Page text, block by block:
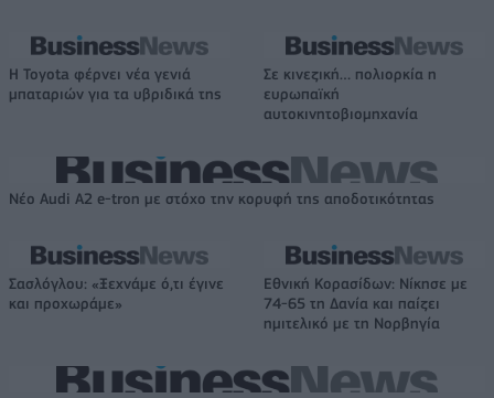
Η Toyota φέρνει νέα γενιά
μπαταριών για τα υβριδικά της
Σε κινεζική… πολιορκία η
ευρωπαϊκή
αυτοκινητοβιομηχανία
Νέο Audi A2 e-tron με στόχο την κορυφή της αποδοτικότητας
Σασλόγλου: «Ξεχνάμε ό,τι έγινε
και προχωράμε»
Εθνική Κορασίδων: Νίκησε με
74-65 τη Δανία και παίζει
ημιτελικό με τη Νορβηγία